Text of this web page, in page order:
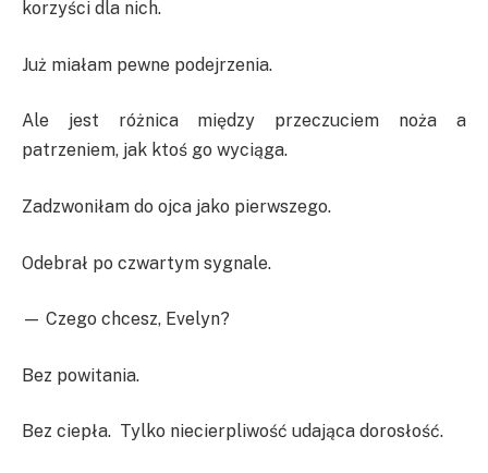
korzyści dla nich.
Już miałam pewne podejrzenia.
Ale jest różnica między przeczuciem noża a
patrzeniem, jak ktoś go wyciąga.
Zadzwoniłam do ojca jako pierwszego.
Odebrał po czwartym sygnale.
— Czego chcesz, Evelyn?
Bez powitania.
Bez ciepła. Tylko niecierpliwość udająca dorosłość.